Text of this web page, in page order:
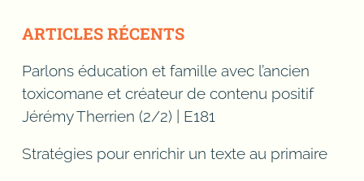
ARTICLES RÉCENTS
Parlons éducation et famille avec l’ancien
toxicomane et créateur de contenu positif
Jérémy Therrien (2/2) | E181
Stratégies pour enrichir un texte au primaire